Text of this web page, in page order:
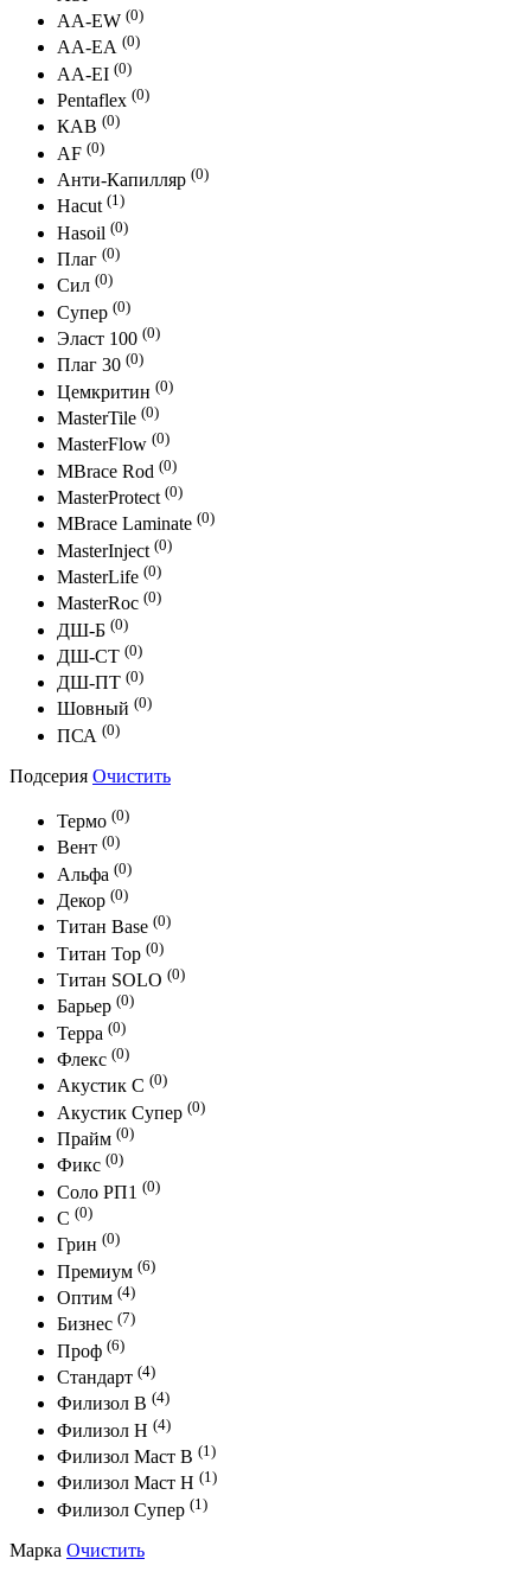
АА-EW (0)
АА-ЕА (0)
АА-EI (0)
Pentaflex (0)
КАВ (0)
AF (0)
Анти-Капилляр (0)
Hacut (1)
Hasoil (0)
Плаг (0)
Сил (0)
Супер (0)
Эласт 100 (0)
Плаг 30 (0)
Цемкритин (0)
MasterTile (0)
MasterFlow (0)
MBrace Rod (0)
MasterProtect (0)
MBrace Laminate (0)
MasterInject (0)
MasterLife (0)
MasterRoc (0)
ДШ-Б (0)
ДШ-СТ (0)
ДШ-ПТ (0)
Шовный (0)
ПСА (0)
Подсерия Очистить
Термо (0)
Вент (0)
Альфа (0)
Декор (0)
Титан Base (0)
Титан Top (0)
Титан SOLO (0)
Барьер (0)
Терра (0)
Флекс (0)
Акустик С (0)
Акустик Супер (0)
Прайм (0)
Фикс (0)
Соло РП1 (0)
С (0)
Грин (0)
Премиум (6)
Оптим (4)
Бизнес (7)
Проф (6)
Стандарт (4)
Филизол В (4)
Филизол Н (4)
Филизол Маст В (1)
Филизол Маст Н (1)
Филизол Супер (1)
Марка Очистить